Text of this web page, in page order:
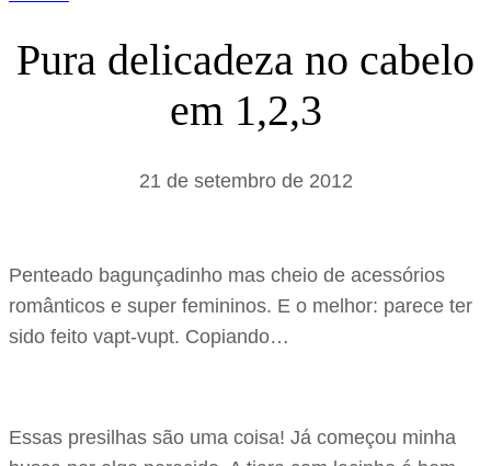
Pura delicadeza no cabelo
em 1,2,3
21 de setembro de 2012
Penteado bagunçadinho mas cheio de acessórios
românticos e super femininos. E o melhor: parece ter
sido feito vapt-vupt. Copiando…
Essas presilhas são uma coisa! Já começou minha